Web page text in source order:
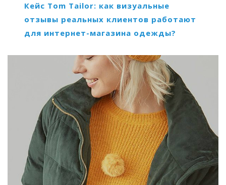
Кейс Tom Tailor: как визуальные
отзывы реальных клиентов работают
для интернет-магазина одежды?